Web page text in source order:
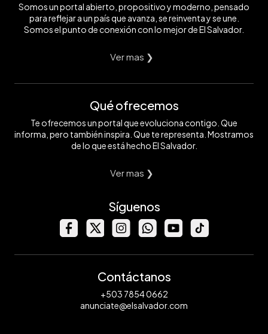
Somos un portal abierto, propositivo y moderno, pensado
para reflejar a un país que avanza, se reinventa y se une.
Somos el punto de conexión con lo mejor de El Salvador.
Ver mas ❯
Qué ofrecemos
Te ofrecemos un portal que evoluciona contigo. Que
informa, pero también inspira. Que te representa. Mostramos
de lo que está hecho El Salvador.
Ver mas ❯
Síguenos
Contáctanos
+503 7854 0662
anunciate@elsalvador.com